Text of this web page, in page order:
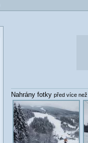
Nahrány fotky před více